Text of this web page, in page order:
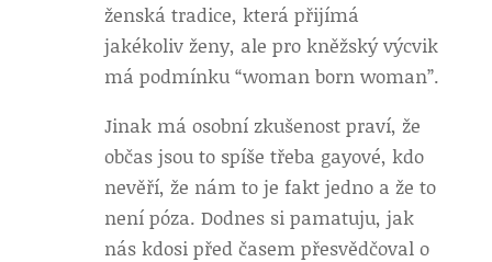
ženská tradice, která přijímá
jakékoliv ženy, ale pro kněžský výcvik
má podmínku “woman born woman”.
Jinak má osobní zkušenost praví, že
občas jsou to spíše třeba gayové, kdo
nevěří, že nám to je fakt jedno a že to
není póza. Dodnes si pamatuju, jak
nás kdosi před časem přesvědčoval o